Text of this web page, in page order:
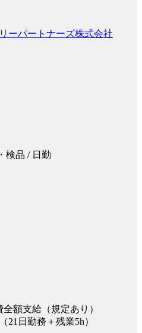
ーパートナーズ株式会社
検品 / 日勤
額支給（規定あり）
21日勤務＋残業5h）